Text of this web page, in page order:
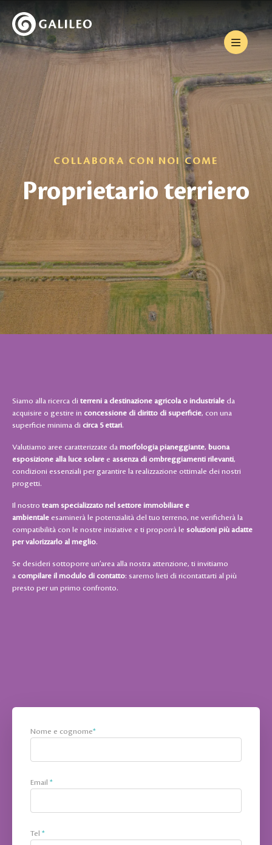
COLLABORA CON NOI COME
Proprietario terriero
Siamo alla ricerca di terreni a destinazione agricola o industrialeda
acquisire o gestire in concessione di diritto di superficie, con una
superficie minima di circa 5 ettari.
Valutiamo aree caratterizzate damorfologia pianeggiante, buona
esposizione alla luce solaree assenza di ombreggiamenti rilevanti,
condizioni essenziali per garantire la realizzazione ottimale dei nostri
progetti.
Il nostro team specializzato nel settore immobiliare e
ambientaleesaminerà le potenzialità del tuo terreno, ne verificherà la
compatibilità con le nostre iniziative e ti proporrà le soluzioni più adatte
per valorizzarlo al meglio.
Se desideri sottoporre un’area alla nostra attenzione, ti invitiamo
acompilare il modulo di contatto: saremo lieti di ricontattarti al più
presto per un primo confronto.
Nome e cognome*
Email *
Tel *